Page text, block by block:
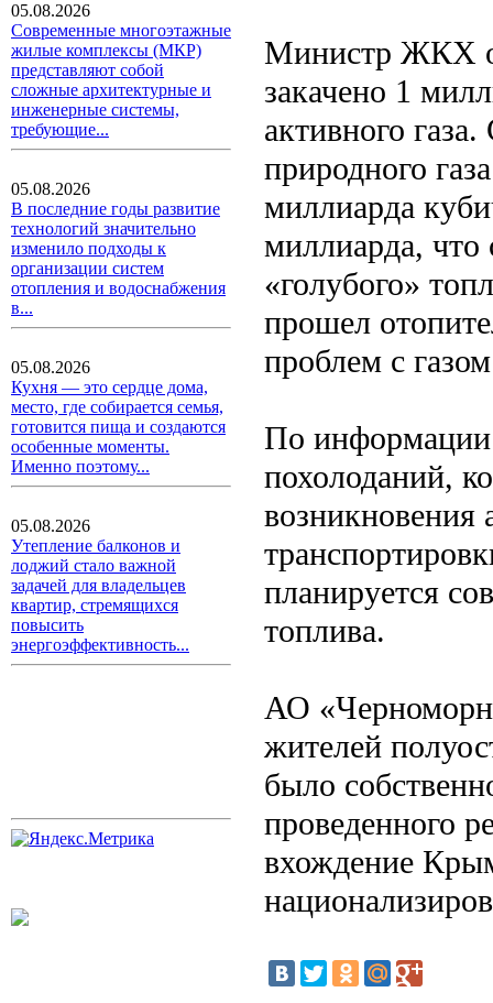
05.08.2026
Современные многоэтажные
жилые комплексы (МКР)
представляют собой
сложные архитектурные и
инженерные системы,
требующие...
05.08.2026
В последние годы развитие
технологий значительно
изменило подходы к
организации систем
отопления и водоснабжения
в...
05.08.2026
Кухня — это сердце дома,
место, где собирается семья,
готовится пища и создаются
особенные моменты.
Именно поэтому...
05.08.2026
Утепление балконов и
лоджий стало важной
задачей для владельцев
квартир, стремящихся
повысить
энергоэффективность...
Министр ЖКХ
закачено 1
активного
природного
миллиарда
миллиарда, что
«голубого»
прошел
проблем с
По информации
похолоданий,
возникновения
планируется
топлива.
АО
жителей
было
проведенного
вхождение